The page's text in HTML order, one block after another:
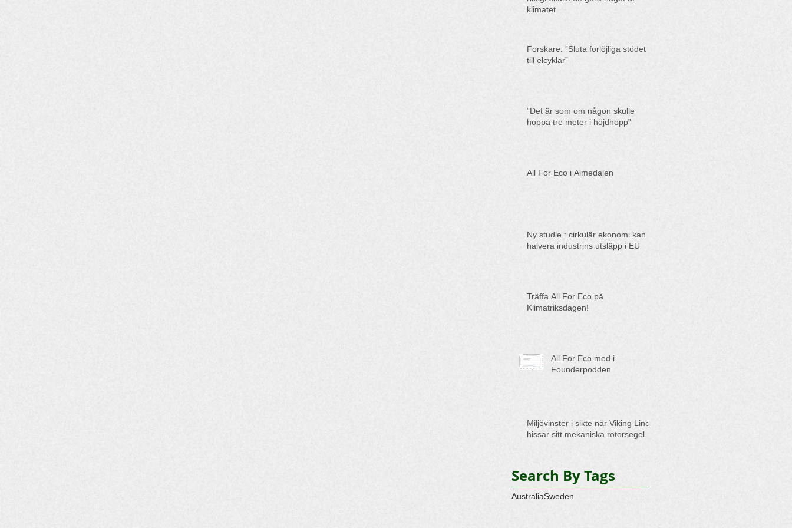
klimatet
Forskare: ”Sluta förlöjliga stödet
till elcyklar”
”Det är som om någon skulle
hoppa tre meter i höjdhopp”
All For Eco i Almedalen
Ny studie : cirkulär ekonomi kan
halvera industrins utsläpp i EU
Träffa All For Eco på
Klimatriksdagen!
All For Eco med i
Founderpodden
Miljövinster i sikte när Viking Line
hissar sitt mekaniska rotorsegel
Search By Tags
AustraliaSweden